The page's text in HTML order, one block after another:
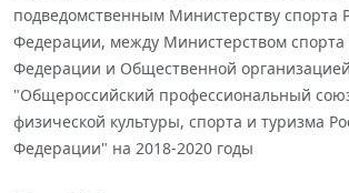
подведомственным Министерству спорта
Федерации, между Министерством спорта
Федерации и Общественной организацией
"Общероссийский профессиональный
физической культуры, спорта и туризма
Федерации" на 2018-2020 годы